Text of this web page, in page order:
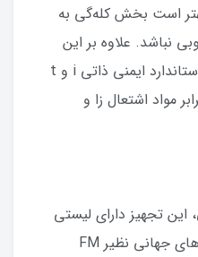
است بخش کله‌گی به
نباشد. علاوه بر این
موارد فوق، این سنسور دارای استاندارد ایمنی ذاتی i و t
مواد اشتعال زا و
این تجهیز دارای لیستی
طولانی از معتبرترین تاییدیه های جهانی نظیر FM